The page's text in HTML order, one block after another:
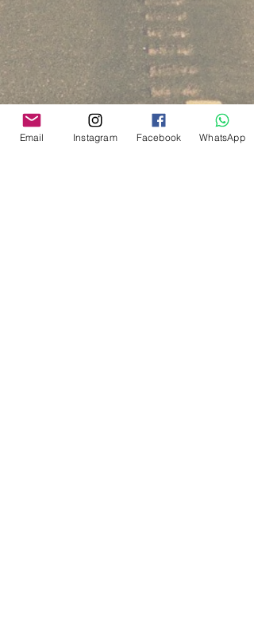
Email Instagram Facebook WhatsApp